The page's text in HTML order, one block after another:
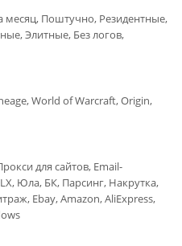
месяц, Поштучно, Резидентные,
Элитные, Без логов,
World of Warcraft, Origin,
для сайтов, Email-
Юла, БК, Парсинг, Накрутка,
Ebay, Amazon, AliExpress,